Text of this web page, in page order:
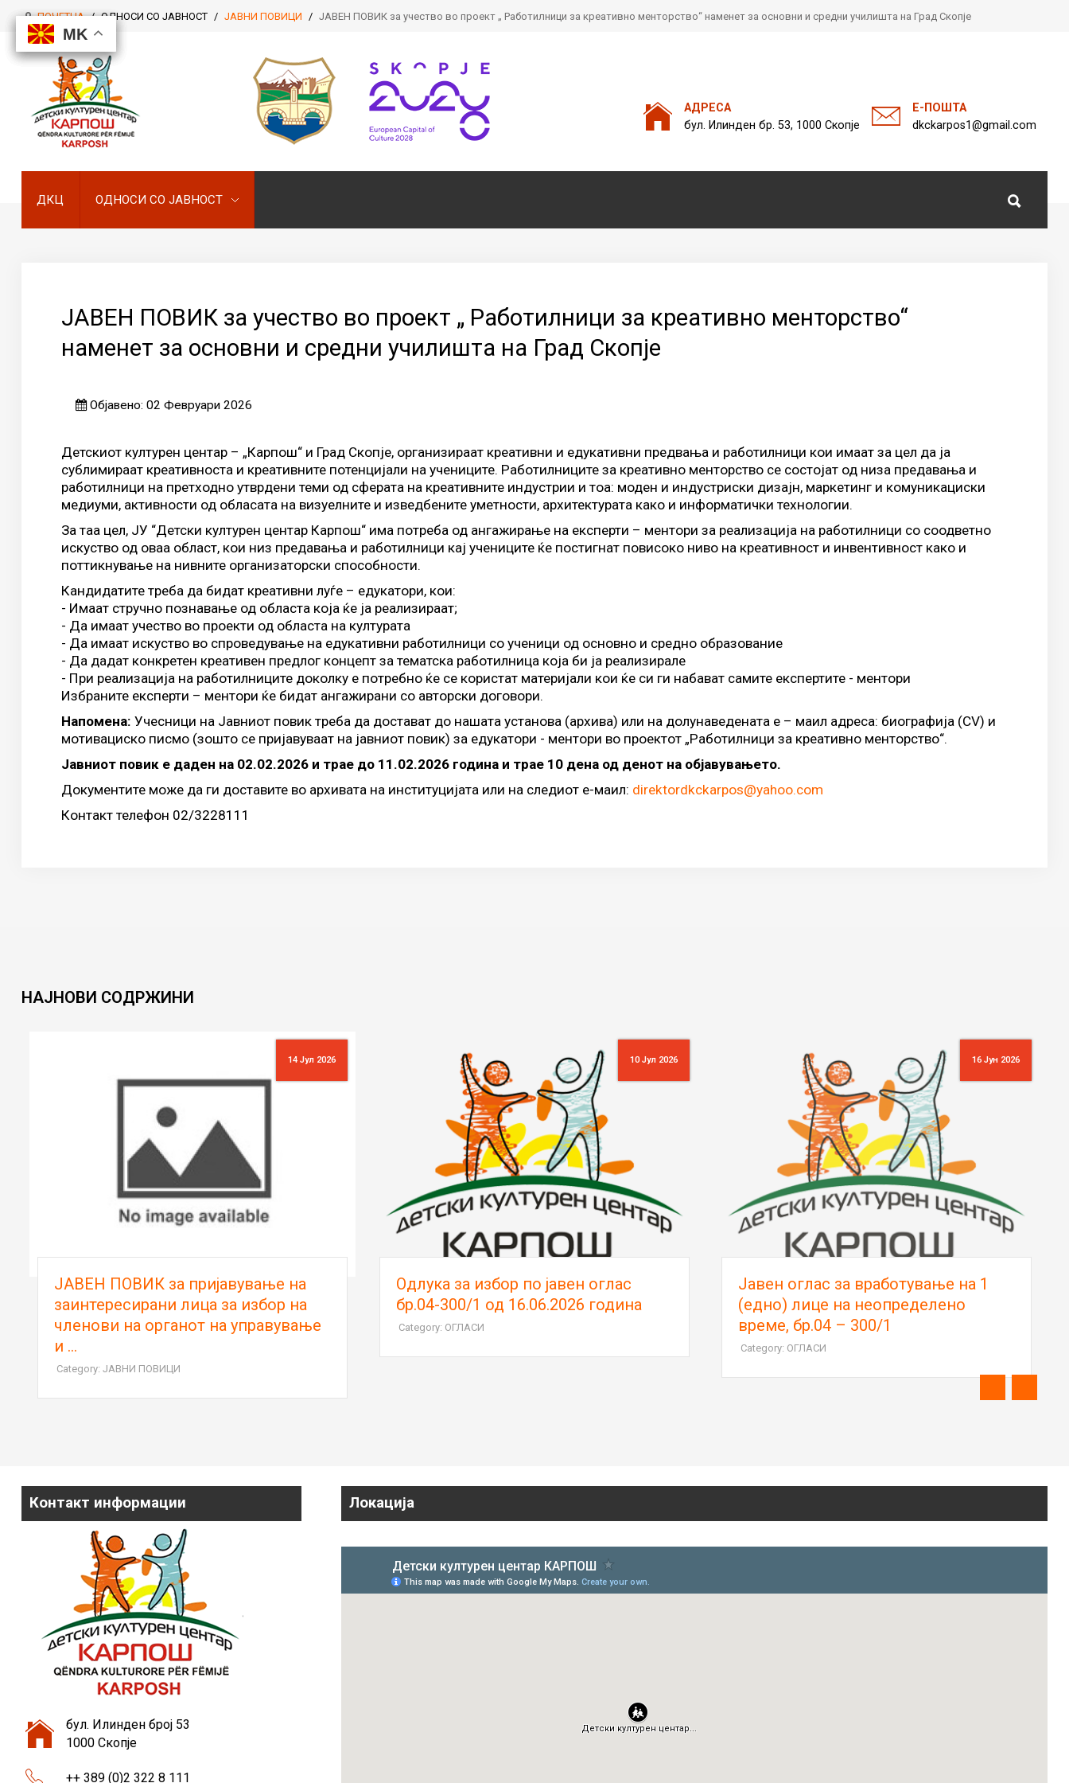
MK
MK
ОДНОСИ СО ЈАВНОСТ
ПОЧЕТНА / ОДНОСИ СО ЈАВНОСТ / ЈАВНИ ПОВИЦИ / ЈАВЕН ПОВИК за учество во проект „ Работилници за креативно менторство“ наменет за основни и средни училишта на Град Скопје
MK
MK
АДРЕСА
бул. Илинден бр. 53, 1000 Скопје
Е-ПОШТА
dkckarpos1@gmail.com
ДКЦ ОДНОСИ СО ЈАВНОСТ
Пребарајтена нашата веб страна
ЈАВЕН ПОВИК за учество во проект „ Работилници за креативно менторство“
наменет за основни и средни училишта на Град Скопје
Објавено: 02 Февруари 2026
Детскиот културен центар – „Карпош“ и Град Скопје, организираат креативни и едукативни предвања и работилници кои имаат за цел да ја
сублимираат креативноста и креативните потенцијали на учениците. Работилниците за креативно менторство се состојат од низа предавања и
работилници на претходно утврдени теми од сферата на креативните индустрии и тоа: моден и индустриски дизајн, маркетинг и комуникациски
медиуми, активности од обласата на визуелните и изведбените уметности, архитектурата како и информатички технологии.
За таа цел, ЈУ “Детски културен центар Карпош“ има потреба од ангажирање на експерти – ментори за реализација на работилници со соодветно
искуство од оваа област, кои низ предавања и работилници кај учениците ќе постигнат повисоко ниво на креативност и инвентивност како и
поттикнување на нивните организаторски способности.
Кандидатите треба да бидат креативни луѓе – едукатори, кои:
- Имаат стручно познавање од областа која ќе ја реализираат;
- Да имаат учество во проекти од областа на културата
- Да имаат искуство во спроведување на едукативни работилници со ученици од основно и средно образование
- Да дадат конкретен креативен предлог концепт за тематскa работилница која би ја реализирале
- При реализација на работилниците доколку е потребно ќе се користат материјали кои ќе си ги набават самите експертите - ментори
Избраните експерти – ментори ќе бидат ангажирани со авторски договори.
Напомена: Учесници на Јавниот повик треба да достават до нашата установа (архива) или на долунаведената е – маил адреса: биографија (CV) и
мотивациско писмо (зошто се пријавуваат на јавниот повик) за едукатори - ментори во проектот „Работилници за креативно менторство“.
Јавниот повик е даден на 02.02.2026 и трае до 11.02.2026 година и трае 10 дена од денот на објавувањето.
Документите може да ги доставите во архивата на институцијата или на следиот е-маил: direktordkckarpos@yahoo.com
Контакт телефон 02/3228111
НАЈНОВИ СОДРЖИНИ
14 Јул 2026
ЈАВЕН ПОВИК за пријавување на
заинтересирани лица за избор на
членови на органот на управување
и ...
Category: ЈАВНИ ПОВИЦИ
10 Јул 2026
Oдлука за избор по јавен оглас
бр.04-300/1 од 16.06.2026 година
Category: ОГЛАСИ
16 Јун 2026
Јавен оглас за вработување на 1
(едно) лице на неопределено
време, бр.04 – 300/1
Category: ОГЛАСИ
Контакт информации
бул. Илинден број 53
1000 Скопје
++ 389 (0)2 322 8 111
Локација